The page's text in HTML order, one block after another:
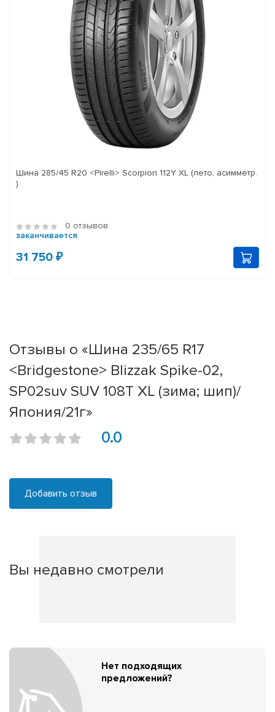
Шина 285/45 R20 <Pirelli> Scorpion 112Y XL (лето; асимметр.
)
0 отзывов
заканчивается
31 750 ₽
Отзывы о «Шина 235/65 R17
<Bridgestone> Blizzak Spike-02,
SP02suv SUV 108T XL (зима; шип)/
Япония/21г»
0.0
Добавить отзыв
Вы недавно смотрели
Нет подходящих
предложений?